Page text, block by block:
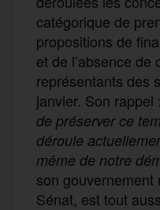
catégorique de
propositions de
et de l’absence de
représentants des
janvier. Son rappel
de préserver ce
déroule
même de notre
son
Sénat, est tout